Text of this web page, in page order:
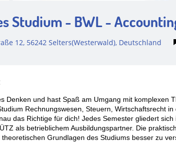
Studium - BWL -
12, 56242 Selters(Westerwald), Deutschland
Denken und hast Spaß am Umgang mit komplexen
Rechnungswesen, Steuern, Wirtschaftsrecht
das Richtige für dich! Jedes Semester gliedert
als betrieblichem Ausbildungspartner. Die
Grundlagen des Studiums besser zu